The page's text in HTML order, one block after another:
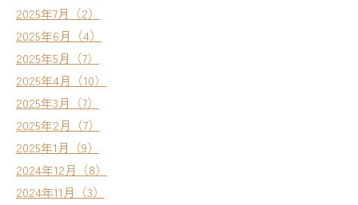
2025年7月（2）
2025年6月（4）
2025年5月（7）
2025年4月（10）
2025年3月（7）
2025年2月（7）
2025年1月（9）
2024年12月（8）
2024年11月（3）